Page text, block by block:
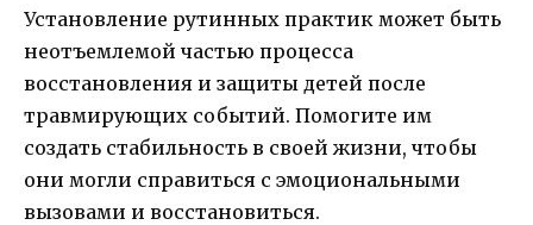
Установление рутинных практик может быть
неотъемлемой частью процесса
восстановления и защиты детей после
травмирующих событий. Помогите им
создать стабильность в своей жизни, чтобы
они могли справиться с эмоциональными
вызовами и восстановиться.